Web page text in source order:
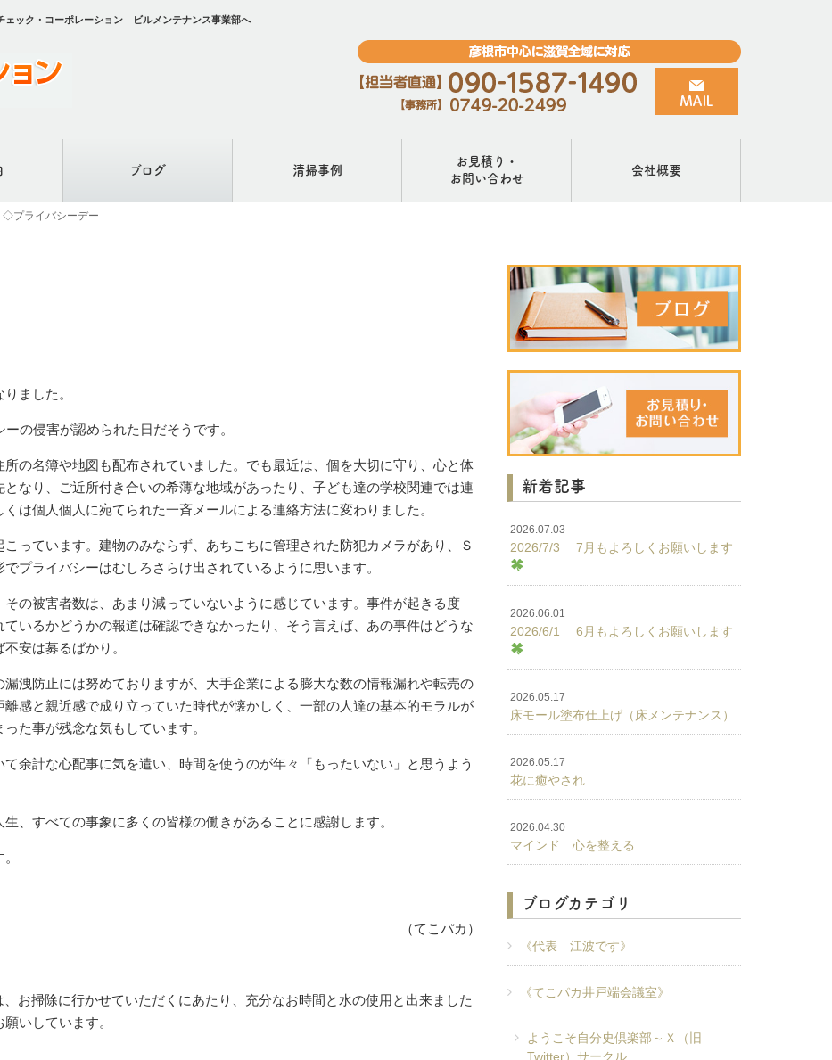
ック・コーポレーション ビルメンテナンス事業部へ
ブログ 清掃事例
お見積り・
お問い合わせ
会社概要
プライバシーデー
ました。
の侵害が認められた日だそうです。
の名簿や地図も配布されていました。でも最近は、個を大切に守り、心と体
なり、ご近所付き合いの希薄な地域があったり、子ども達の学校関連では連
は個人個人に宛てられた一斉メールによる連絡方法に変わりました。
っています。建物のみならず、あちこちに管理された防犯カメラがあり、Ｓ
プライバシーはむしろさらけ出されているように思います。
の被害者数は、あまり減っていないように感じています。事件が起きる度
いるかどうかの報道は確認できなかったり、そう言えば、あの事件はどうな
安は募るばかり。
洩防止には努めておりますが、大手企業による膨大な数の情報漏れや転売の
感と親近感で成り立っていた時代が懐かしく、一部の人達の基本的モラルが
た事が残念な気もしています。
余計な心配事に気を遣い、時間を使うのが年々「もったいない」と思うよう
、すべての事象に多くの皆様の働きがあることに感謝します。
（てこパカ）
掃除に行かせていただくにあたり、充分なお時間と水の使用と出来ました
いしています。
新着記事
2026.07.03
2026/7/3 7月もよろしくお願いします
2026.06.01
2026/6/1 6月もよろしくお願いします
2026.05.17
床モール塗布仕上げ（床メンテナンス）
2026.05.17
花に癒やされ
2026.04.30
マインド 心を整える
ブログカテゴリ
《代表 江波です》
《てこパカ井戸端会議室》
ようこそ自分史倶楽部～Ｘ（旧
Twitter）サークル